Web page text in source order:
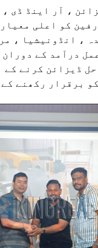
کے تجربے ،
کو اعلی
، انڈونیشیا ،
درآمد کے
ڈیزائن کرنے
برقرار رکھنے